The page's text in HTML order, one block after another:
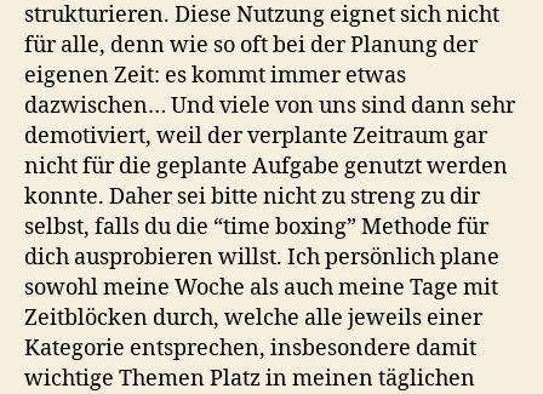
strukturieren. Diese Nutzung eignet sich nicht
für alle, denn wie so oft bei der Planung der
eigenen Zeit: es kommt immer etwas
dazwischen… Und viele von uns sind dann sehr
demotiviert, weil der verplante Zeitraum gar
nicht für die geplante Aufgabe genutzt werden
konnte. Daher sei bitte nicht zu streng zu dir
selbst, falls du die “time boxing” Methode für
dich ausprobieren willst. Ich persönlich plane
sowohl meine Woche als auch meine Tage mit
Zeitblöcken durch, welche alle jeweils einer
Kategorie entsprechen, insbesondere damit
wichtige Themen Platz in meinen täglichen